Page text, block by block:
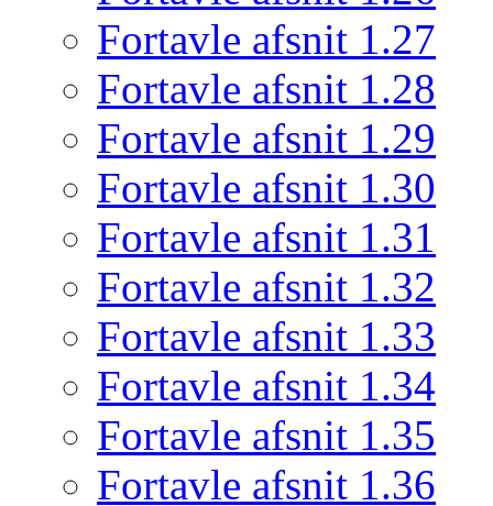
Fortavle afsnit 1.27
Fortavle afsnit 1.28
Fortavle afsnit 1.29
Fortavle afsnit 1.30
Fortavle afsnit 1.31
Fortavle afsnit 1.32
Fortavle afsnit 1.33
Fortavle afsnit 1.34
Fortavle afsnit 1.35
Fortavle afsnit 1.36